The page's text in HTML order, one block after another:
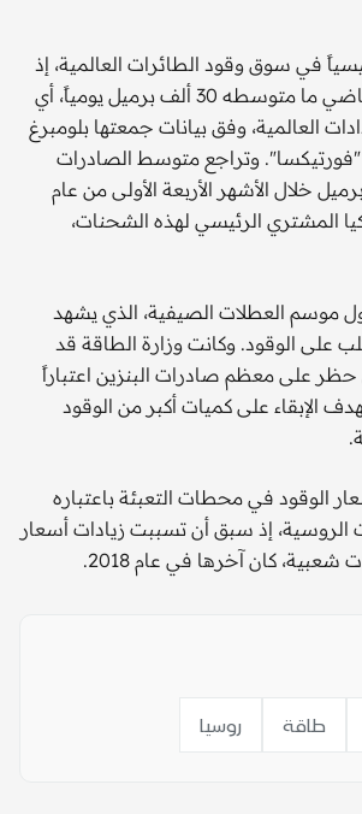
في سوق وقود الطائرات العالمية، إذ
صدّرت في العام الماضي ما متوسطه 30 ألف برميل يومياً، أي
العالمية، وفق بيانات جمعتها بلومبرغ
وتراجع متوسط الصادرات
إلى 28 ألف برميل خلال الأشهر الأربعة الأولى من عام
تركيا المشتري الرئيسي لهذه الشحنات،
موسم العطلات الصيفية، الذي يشهد
على الوقود. وكانت وزارة الطاقة قد
على معظم صادرات البنزين اعتباراً
الإبقاء على كميات أكبر من الوقود
الوقود في محطات التعبئة باعتباره
إذ سبق أن تسببت زيادات أسعار
كان آخرها في عام 2018.
طاقة روسيا